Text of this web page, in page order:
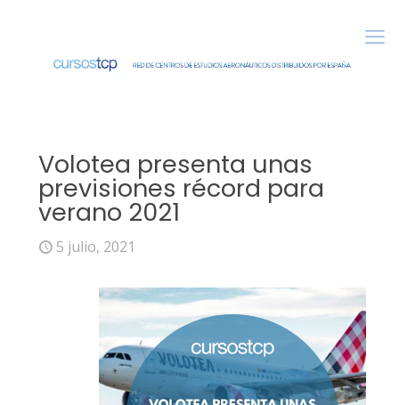
Volotea presenta unas
previsiones récord para
verano 2021
5 julio, 2021